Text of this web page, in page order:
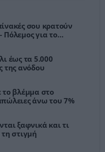
σου κρατούν
Πόλεμος για το
έως τα 5.000
της ανόδου
το βλέμμα στο
άνω του 7%
ξαφνικά και τι
στιγμή